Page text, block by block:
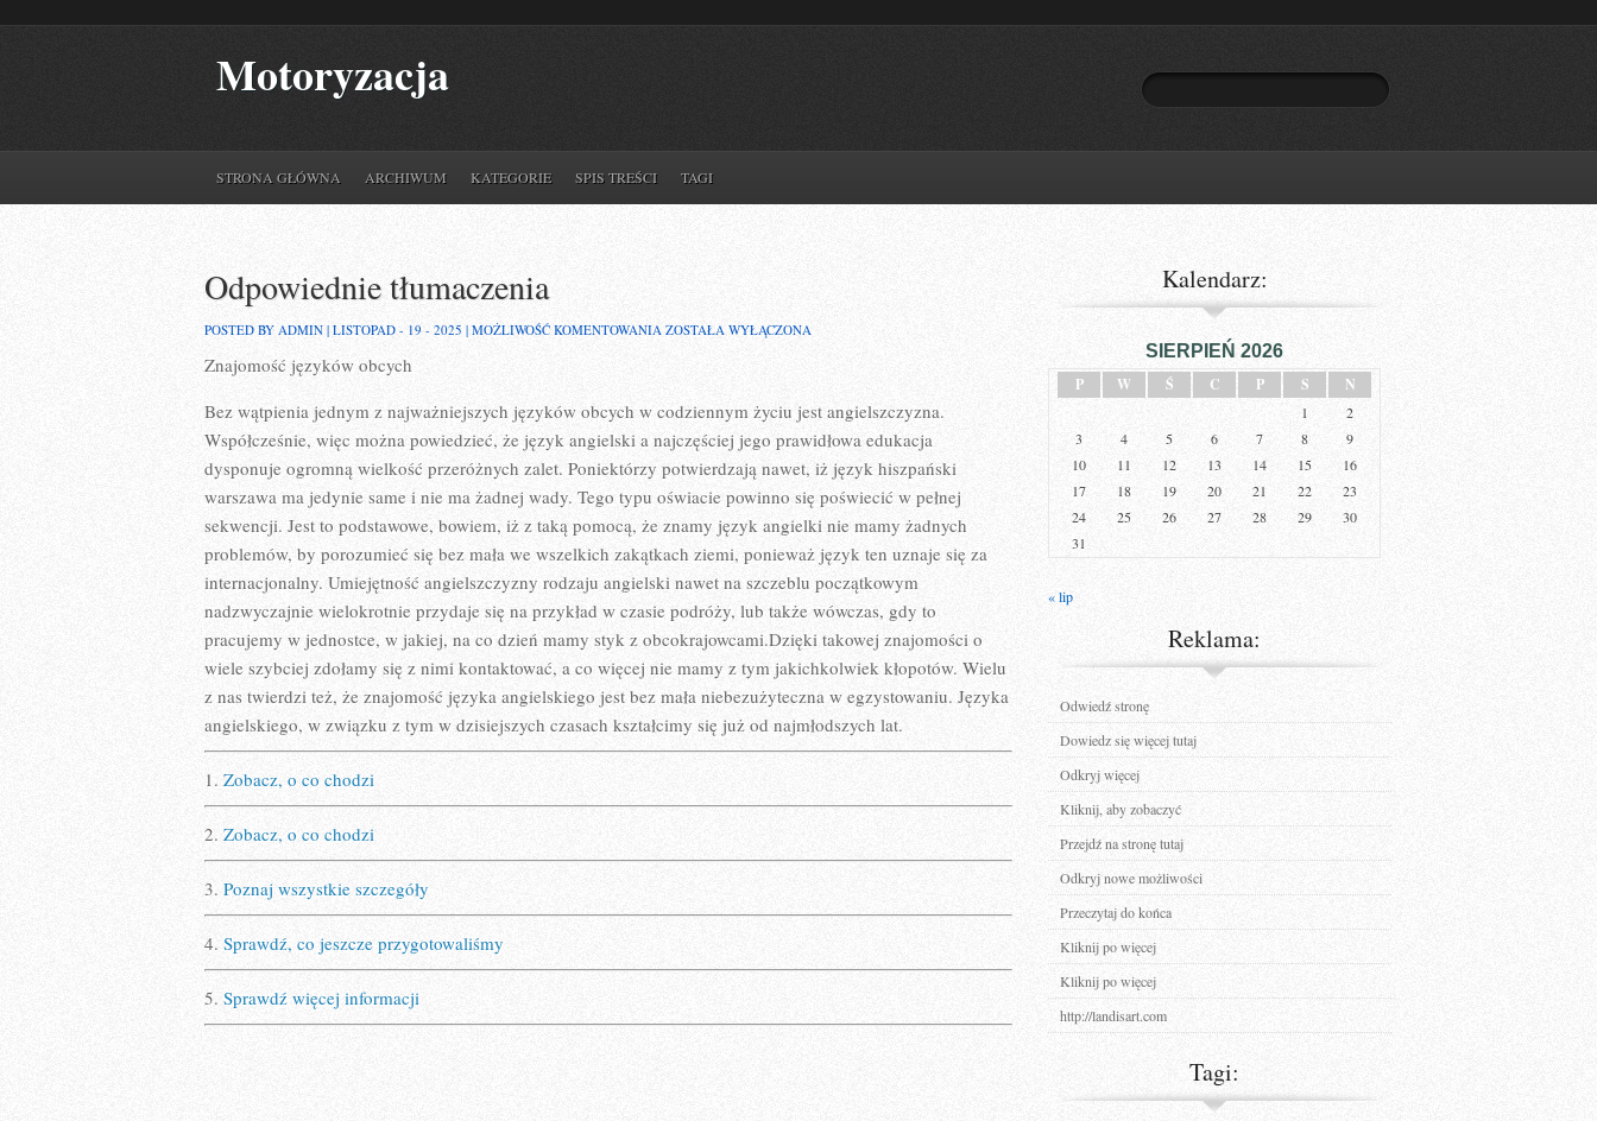
Motoryzacja
STRONA GŁÓWNA ARCHIWUM KATEGORIE SPIS TREŚCI TAGI
Odpowiednie tłumaczenia
POSTED BY ADMIN | LISTOPAD - 19 - 2025 | MOŻLIWOŚĆ KOMENTOWANIA ODPOWIEDNIE
ZOSTAŁA WYŁĄCZONA
Znajomość języków obcych
Bez wątpienia jednym z najważniejszych języków obcych w codziennym życiu jest angielszczyzna.
Współcześnie, więc można powiedzieć, że język angielski a najczęściej jego prawidłowa edukacja
dysponuje ogromną wielkość przeróżnych zalet. Poniektórzy potwierdzają nawet, iż język hiszpański
warszawa ma jedynie same i nie ma żadnej wady. Tego typu oświacie powinno się poświecić w pełnej
sekwencji. Jest to podstawowe, bowiem, iż z taką pomocą, że znamy język angielki nie mamy żadnych
problemów, by porozumieć się bez mała we wszelkich zakątkach ziemi, ponieważ język ten uznaje się za
internacjonalny. Umiejętność angielszczyzny rodzaju angielski nawet na szczeblu początkowym
nadzwyczajnie wielokrotnie przydaje się na przykład w czasie podróży, lub także wówczas, gdy to
pracujemy w jednostce, w jakiej, na co dzień mamy styk z obcokrajowcami.Dzięki takowej znajomości o
wiele szybciej zdołamy się z nimi kontaktować, a co więcej nie mamy z tym jakichkolwiek kłopotów. Wielu
z nas twierdzi też, że znajomość języka angielskiego jest bez mała niebezużyteczna w egzystowaniu. Języka
angielskiego, w związku z tym w dzisiejszych czasach kształcimy się już od najmłodszych lat.
1. Zobacz, o co chodzi
2. Zobacz, o co chodzi
3. Poznaj wszystkie szczegóły
4. Sprawdź, co jeszcze przygotowaliśmy
5. Sprawdź więcej informacji
Kalendarz:
SIERPIEŃ 2026
P
W Ś C P S N
1
2
3
4 5 6 7 8
9
10
11 12 13 14 15
16
17
18 19 20 21 22
23
24
25 26 27 28 29
30
31
« lip
Reklama:
Odwiedź stronę
Dowiedz się więcej tutaj
Odkryj więcej
Kliknij, aby zobaczyć
Przejdź na stronę tutaj
Odkryj nowe możliwości
Przeczytaj do końca
Kliknij po więcej
Kliknij po więcej
http://landisart.com
Tagi: